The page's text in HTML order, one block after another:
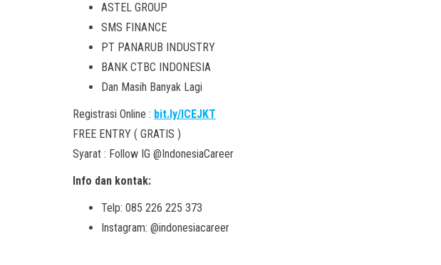
ASTEL GROUP
SMS FINANCE
PT PANARUB INDUSTRY
BANK CTBC INDONESIA
Dan Masih Banyak Lagi
Registrasi Online : bit.ly/ICEJKT
FREE ENTRY ( GRATIS )
Syarat : Follow IG @IndonesiaCareer
Info dan kontak:
Telp: 085 226 225 373
Instagram: @indonesiacareer